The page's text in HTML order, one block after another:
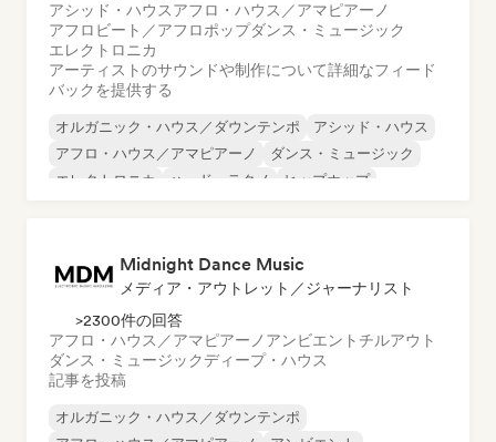
アシッド・ハウスアフロ・ハウス／アマピアーノ
アフロビート／アフロポップダンス・ミュージック
エレクトロニカ
アーティストのサウンドや制作について詳細なフィード
バックを提供する
オルガニック・ハウス／ダウンテンポ
アシッド・ハウス
アフロ・ハウス／アマピアーノ
ダンス・ミュージック
エレクトロニカ
ハード・テクノ
ヒップホップ
Midnight Dance Music
メディア・アウトレット／ジャーナリスト
>2300件の回答
アフロ・ハウス／アマピアーノ アンビエント チルアウト
ダンス・ミュージックディープ・ハウス
記事を投稿
オルガニック・ハウス／ダウンテンポ